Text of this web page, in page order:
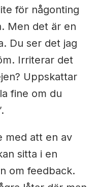
för någonting
Men det är en
Du ser det jag
Irriterar det
Uppskattar
fine om du
med att en av
sitta i en
om feedback.